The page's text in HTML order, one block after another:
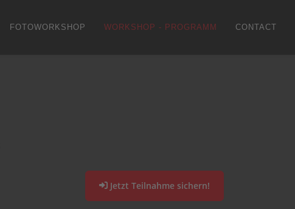
FOTOWORKSHOP WORKSHOP - PROGRAMM CONTACT
Jetzt Teilnahme sichern!